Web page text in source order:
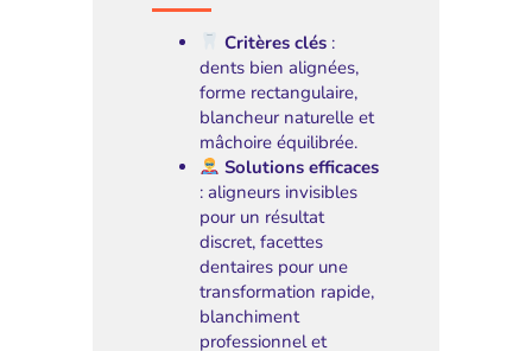
Critères clés :
dents bien alignées,
forme rectangulaire,
blancheur naturelle et
mâchoire équilibrée.
Solutions efficaces
: aligneurs invisibles
pour un résultat
discret, facettes
dentaires pour une
transformation rapide,
blanchiment
professionnel et